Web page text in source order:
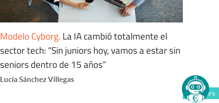
Modelo Cyborg. La IA cambió totalmente el
sector tech: “Sin juniors hoy, vamos a estar sin
seniors dentro de 15 años”
Lucía Sánchez Villegas
Members